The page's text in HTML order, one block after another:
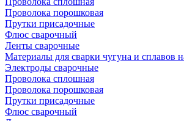
Проволока порошковая
Прутки присадочные
Флюс сварочный
Ленты сварочные
Материалы для сварки чугуна и сплавов
Электроды сварочные
Проволока сплошная
Проволока порошковая
Прутки присадочные
Флюс сварочный